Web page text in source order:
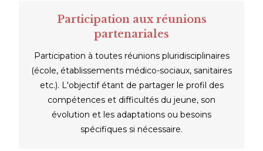
Participation aux réunions
partenariales
Participation à toutes réunions pluridisciplinaires
(école, établissements médico-sociaux, sanitaires
etc.). L'objectif étant de partager le profil des
compétences et difficultés du jeune, son
évolution et les adaptations ou besoins
spécifiques si nécessaire.